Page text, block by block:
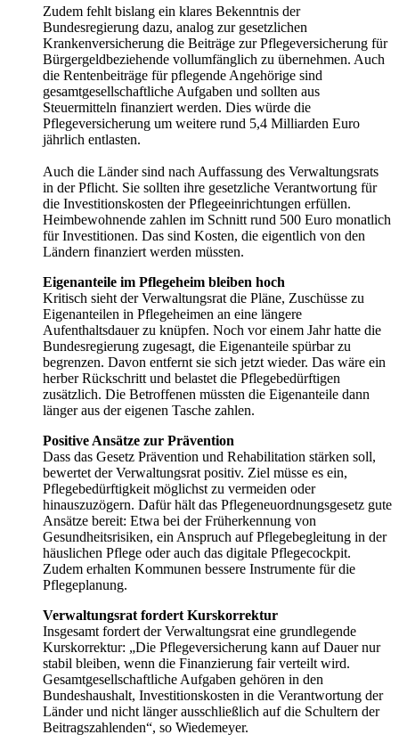
Zudem fehlt bislang ein klares Bekenntnis der
Bundesregierung dazu, analog zur gesetzlichen
Krankenversicherung die Beiträge zur Pflegeversicherung für
Bürgergeldbeziehende vollumfänglich zu übernehmen. Auch
die Rentenbeiträge für pflegende Angehörige sind
gesamtgesellschaftliche Aufgaben und sollten aus
Steuermitteln finanziert werden. Dies würde die
Pflegeversicherung um weitere rund 5,4 Milliarden Euro
jährlich entlasten.
Auch die Länder sind nach Auffassung des Verwaltungsrats
in der Pflicht. Sie sollten ihre gesetzliche Verantwortung für
die Investitionskosten der Pflegeeinrichtungen erfüllen.
Heimbewohnende zahlen im Schnitt rund 500 Euro monatlich
für Investitionen. Das sind Kosten, die eigentlich von den
Ländern finanziert werden müssten.
Eigenanteile im Pflegeheim bleiben hoch
Kritisch sieht der Verwaltungsrat die Pläne, Zuschüsse zu
Eigenanteilen in Pflegeheimen an eine längere
Aufenthaltsdauer zu knüpfen. Noch vor einem Jahr hatte die
Bundesregierung zugesagt, die Eigenanteile spürbar zu
begrenzen. Davon entfernt sie sich jetzt wieder. Das wäre ein
herber Rückschritt und belastet die Pflegebedürftigen
zusätzlich. Die Betroffenen müssten die Eigenanteile dann
länger aus der eigenen Tasche zahlen.
Positive Ansätze zur Prävention
Dass das Gesetz Prävention und Rehabilitation stärken soll,
bewertet der Verwaltungsrat positiv. Ziel müsse es ein,
Pflegebedürftigkeit möglichst zu vermeiden oder
hinauszuzögern. Dafür hält das Pflegeneuordnungsgesetz gute
Ansätze bereit: Etwa bei der Früherkennung von
Gesundheitsrisiken, ein Anspruch auf Pflegebegleitung in der
häuslichen Pflege oder auch das digitale Pflegecockpit.
Zudem erhalten Kommunen bessere Instrumente für die
Pflegeplanung.
Verwaltungsrat fordert Kurskorrektur
Insgesamt fordert der Verwaltungsrat eine grundlegende
Kurskorrektur: „Die Pflegeversicherung kann auf Dauer nur
stabil bleiben, wenn die Finanzierung fair verteilt wird.
Gesamtgesellschaftliche Aufgaben gehören in den
Bundeshaushalt, Investitionskosten in die Verantwortung der
Länder und nicht länger ausschließlich auf die Schultern der
Beitragszahlenden“, so Wiedemeyer.